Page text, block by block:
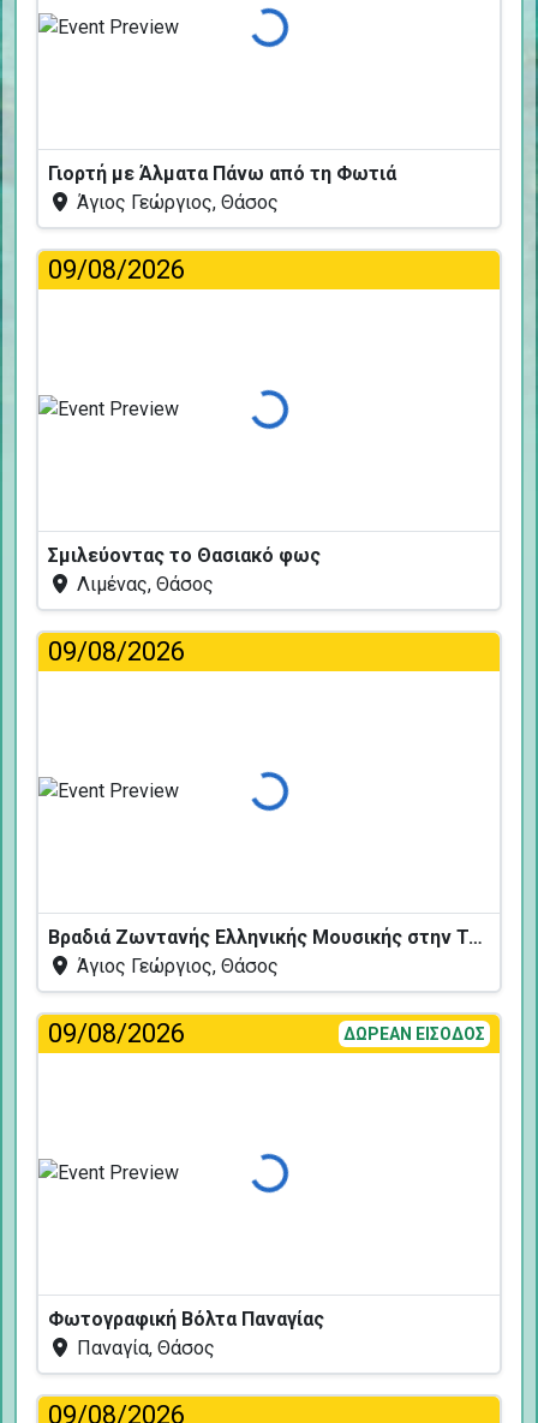
Φόρτωση...
Γιορτή με Άλματα Πάνω από τη Φωτιά
Άγιος Γεώργιος, Θάσος
09/08/2026
Φόρτωση...
Σμιλεύοντας το Θασιακό φως
Λιμένας, Θάσος
09/08/2026
Φόρτωση...
Βραδιά Ζωντανής Ελληνικής Μουσικής στην Ταβέρνα Κελάρι
Άγιος Γεώργιος, Θάσος
09/08/2026 ΔΩΡΕΑΝ ΕΙΣΟΔΟΣ
Φόρτωση...
Φωτογραφική Βόλτα Παναγίας
Παναγία, Θάσος
09/08/2026